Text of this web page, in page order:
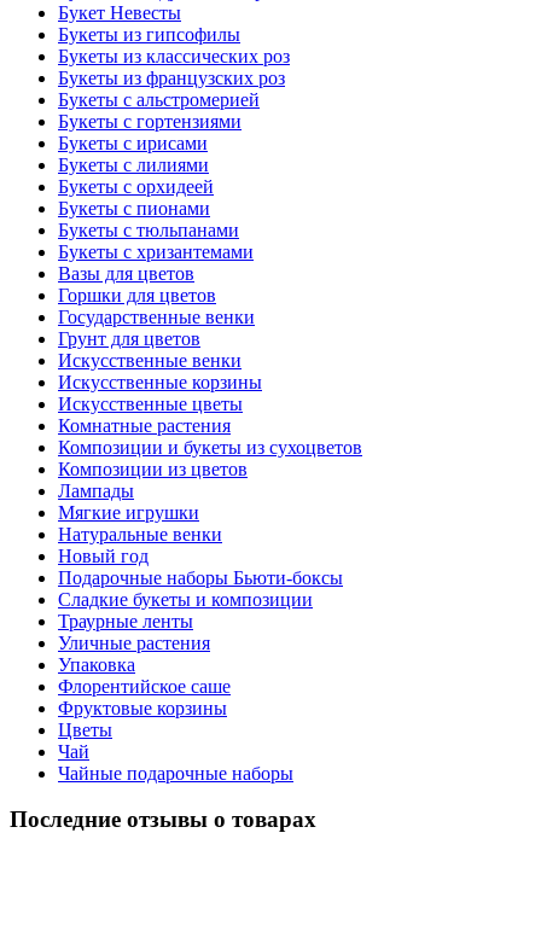
Букет Невесты
Букеты из гипсофилы
Букеты из классических роз
Букеты из французских роз
Букеты с альстромерией
Букеты с гортензиями
Букеты с ирисами
Букеты с лилиями
Букеты с орхидеей
Букеты с пионами
Букеты с тюльпанами
Букеты с хризантемами
Вазы для цветов
Горшки для цветов
Государственные венки
Грунт для цветов
Искусственные венки
Искусственные корзины
Искусственные цветы
Комнатные растения
Композиции и букеты из сухоцветов
Композиции из цветов
Лампады
Мягкие игрушки
Натуральные венки
Новый год
Подарочные наборы Бьюти-боксы
Сладкие букеты и композиции
Траурные ленты
Уличные растения
Упаковка
Флорентийское саше
Фруктовые корзины
Цветы
Чай
Чайные подарочные наборы
Последние отзывы о товарах